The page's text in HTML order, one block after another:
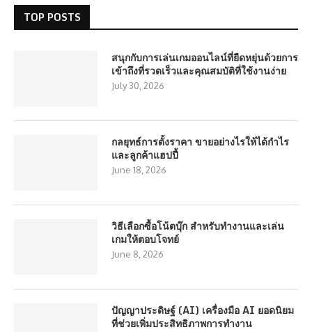
TOP POSTS
สนุกกับการเล่นเกมออนไลน์ที่ยืดหยุ่นด้วยการ
เข้าถึงที่รวดเร็วและคุณสมบัติที่ใช้งานง่าย
July 30, 2026
กลยุทธ์การตั้งราคา ขายอย่างไรให้ได้กำไร
และลูกค้าแฮปปี้
June 18, 2026
วิธีเลือกซื้อโน้ตบุ๊ก สำหรับทำงานและเล่น
เกมให้ตอบโจทย์
June 8, 2026
ปัญญาประดิษฐ์ (AI) เครื่องมือ AI ยอดนิยม
ที่ช่วยเพิ่มประสิทธิภาพการทำงาน